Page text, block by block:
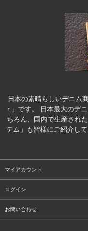
日本の素晴らしいデニム
r.」です。 日本最大のデ
ちろん、国内で生産され
テム」も皆様にご紹介し
マイアカウント
ログイン
お問い合わせ